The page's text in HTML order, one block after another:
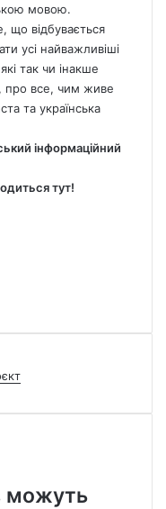
мовою.
що відбувається
усі найважливіші
так чи інакше
про все, чим живе
та українська
інформаційний
тут!
можуть